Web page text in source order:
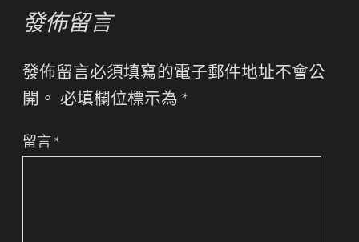
發佈留言
發佈留言必須填寫的電子郵件地址不會公
開。 必填欄位標示為 *
留言 *